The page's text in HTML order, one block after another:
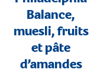
Balance,
muesli, fruits
et pâte
d’amandes